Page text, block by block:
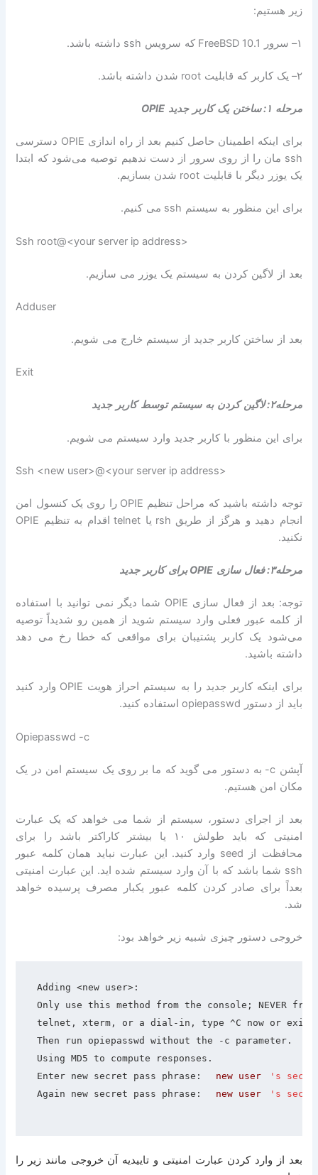
زیر هستیم:
۱– سرور FreeBSD 10.1 که سرویس ssh داشته باشد .
۲– یک کاربر که قابلیتroot شدن داشته باشد .
مرحله ۱ :ساختن یک کاربر جدیدOPIE
برای اینکه اطمینان حاصل کنیم بعد از راه اندازی OPIE دسترسی
ssh مان را از روی سرور از دست ندهیم توصیه می‌شود که ابتدا
یک یوزر دیگر با قابلیتroot شدن بسازیم.
برای این منظور به سیستم ssh می کنیم.
Ssh root@<your server ip address>
بعد از لاگین کردن به سیستم یک یوزر می سازیم.
Adduser
بعد از ساختن کاربر جدید از سیستم خارج می شویم.
Exit
مرحله۲ :لاگین کردن به سیستم توسط کاربر جدید
برای این منظور با کاربر جدید وارد سیستم می شویم.
Ssh <new user>@<your server ip address>
توجه داشته باشید که مراحل تنظیم OPIE را روی یک کنسول امن
انجام دهید و هرگز از طریق rsh یا telnet اقدام به تنظیم OPIE
نکنید .
مرحله۳ :فعال سازیOPIE برای کاربر جدید
توجه: بعد از فعال سازی OPIE شما دیگر نمی توانید با استفاده
از کلمه عبور فعلی وارد سیستم شوید از همین رو شدیداً توصیه
می‌شود یک کاربر پشتیبان برای مواقعی که خطا رخ می دهد
داشته باشید .
برای اینکه کاربر جدید را به سیستم احراز هویت OPIE وارد کنید
باید از دستور opiepasswd استفاده کنید.
Opiepasswd -c
آپشن c-
به دستور می گوید که ما بر روی یک سیستم امن در یک
مکان امن هستیم.
بعد از اجرای دستور، سیستم از شما می خواهد که یک عبارت
امنیتی که باید طولش ۱۰ یا بیشتر کاراکتر باشد را برای
محافظت از seed وارد کنید . این عبارت نباید همان کلمه عبور
ssh شما باشد که با آن وارد سیستم شده اید . این عبارت امنیتی
بعداً برای صادر کردن کلمه عبور یکبار مصرف پرسیده خواهد
شد .
خروجی دستور چیزی شبیه زیر خواهد بود :
Adding <new user>:
Only use this method from the console; NEVER
telnet, xterm, or a dial-in, type ^C now or exit
Then run opiepasswd without the -c parameter.
Using MD5 to compute responses.
Enter new secret pass phrase:
new user
's
Again new secret pass phrase:
new user 's
بعد از وارد کردن عبارت امنیتی و تاییدیه آن خروجی مانند زیر را